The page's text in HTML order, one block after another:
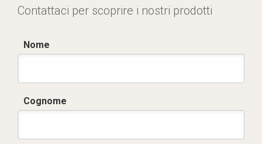
Contattaci per scoprire i nostri prodotti
Nome
Cognome